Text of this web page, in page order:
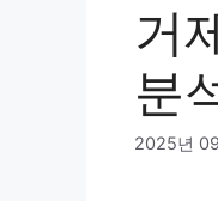
거
분
2025년